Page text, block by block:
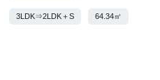
3LDK⇒2LDK＋S 64.34㎡